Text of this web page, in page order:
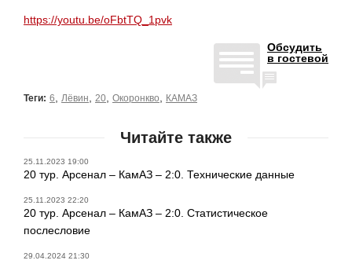
https://youtu.be/oFbtTQ_1pvk
Обсудить
в гостевой
Теги: 6 Лёвин 20 Окоронкво КАМАЗ
Читайте также
25.11.2023 19:00
20 тур. Арсенал – КамАЗ – 2:0. Технические данные
25.11.2023 22:20
20 тур. Арсенал – КамАЗ – 2:0. Статистическое
послесловие
29.04.2024 21:30